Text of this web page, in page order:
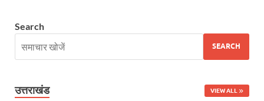
Job Scheme For Youth: धामी सरकार ने प्रति माह
YEIDA Emerges: यीडा बना मेडिकल डिवाइस
House of Himalayas: हाउस आफ हिमालयाज बिक्री
Search
SEARCH
उत्तराखंड VIEW ALL